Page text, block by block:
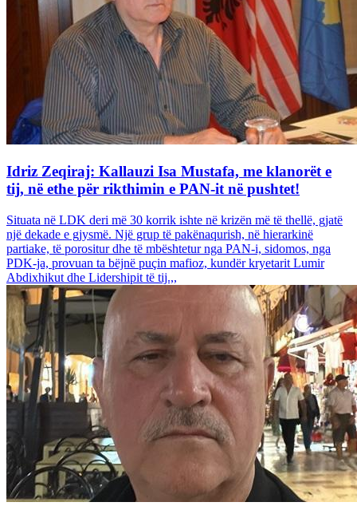
Idriz Zeqiraj: Kallauzi Isa Mustafa, me klanorët e
tij, në ethe për rikthimin e PAN-it në pushtet!
Situata në LDK deri më 30 korrik ishte në krizën më të thellë, gjatë
një dekade e gjysmë. Një grup të pakënaqurish, në hierarkinë
partiake, të porositur dhe të mbështetur nga PAN-i, sidomos, nga
PDK-ja, provuan ta bëjnë puçin mafioz, kundër kryetarit Lumir
Abdixhikut dhe Lidershipit të tij.,,